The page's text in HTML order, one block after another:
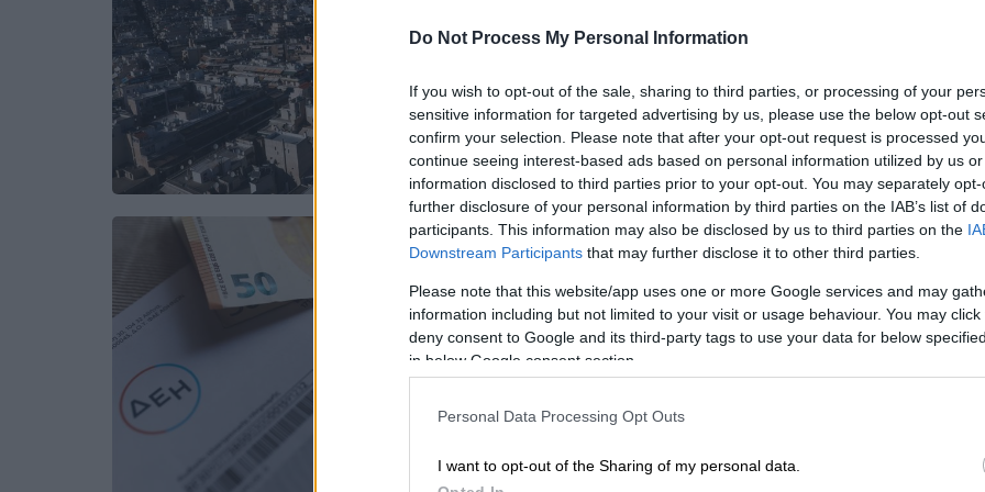
Do Not Process My Personal Information
If you wish to opt-out of the sale, sharing to third parties, or processing of your
sensitive information for targeted advertising by us, please use the below opt-out
confirm your selection. Please note that after your opt-out request is processed
continue seeing interest-based ads based on personal information utilized by us
information disclosed to third parties prior to your opt-out. You may separately
further disclosure of your personal information by third parties on the IAB’s list of
participants. This information may also be disclosed by us to third parties on the
Downstream Participants that may further disclose it to other third parties.
Please note that this website/app uses one or more Google services and may
information including but not limited to your visit or usage behaviour. You may
deny consent to Google and its third-party tags to use your data for below
in below Google consent section.
Personal Data Processing Opt Outs
I want to opt-out of the Sharing of my personal data.
έκπτωση
δικαιούνται μείωση έως και 20% και
ποια λάθη πρέπει να αποφύγετε
Τα τιμολόγια ρεύματος της ΔΕΗ
για τον Φεβρουάριο - Μείωση στα
κυμαινόμενα
Τι ισχύει για τα επαγγελματικά
τιμολόγια - Όλες οι τιμές